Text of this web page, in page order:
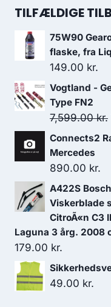
TILFÆLDIGE
75W90
flaske, fra
149.00 kr.
Vogtland -
Type FN2
7,599.00kr.
Connects2
Mercedes
890.00 kr.
A422S
Viskerblade
CitroÃ«n C3
Laguna 3 årg. 2008
179.00 kr.
49.00 kr.